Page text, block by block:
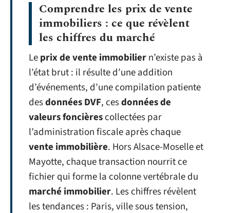
Comprendre les prix de vente
immobiliers : ce que révèlent
les chiffres du marché
Leprix de vente immobiliern’existe pas à
l’état brut : il résulte d’une addition
d’événements, d’une compilation patiente
desdonnées DVF, cesdonnées de
valeurs foncièrescollectées par
l’administration fiscale après chaque
vente immobilière. Hors Alsace-Moselle et
Mayotte, chaque transaction nourrit ce
fichier qui forme la colonne vertébrale du
marché immobilier. Les chiffres révèlent
les tendances : Paris, ville sous tension,